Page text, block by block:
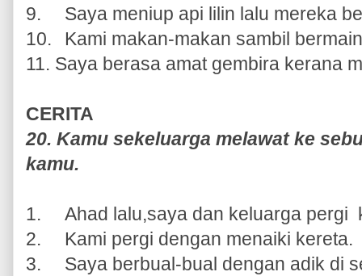
9.
Saya meniup api lilin lalu mereka
10.
Kami makan-makan sambil
11. Saya berasa amat gembira kerana
CERITA
20. Kamu sekeluarga melawat ke
kamu.
1.
Ahad lalu,saya dan keluarga pergi
2.
Kami pergi dengan menaiki kereta.
3.
Saya berbual-bual dengan adik di